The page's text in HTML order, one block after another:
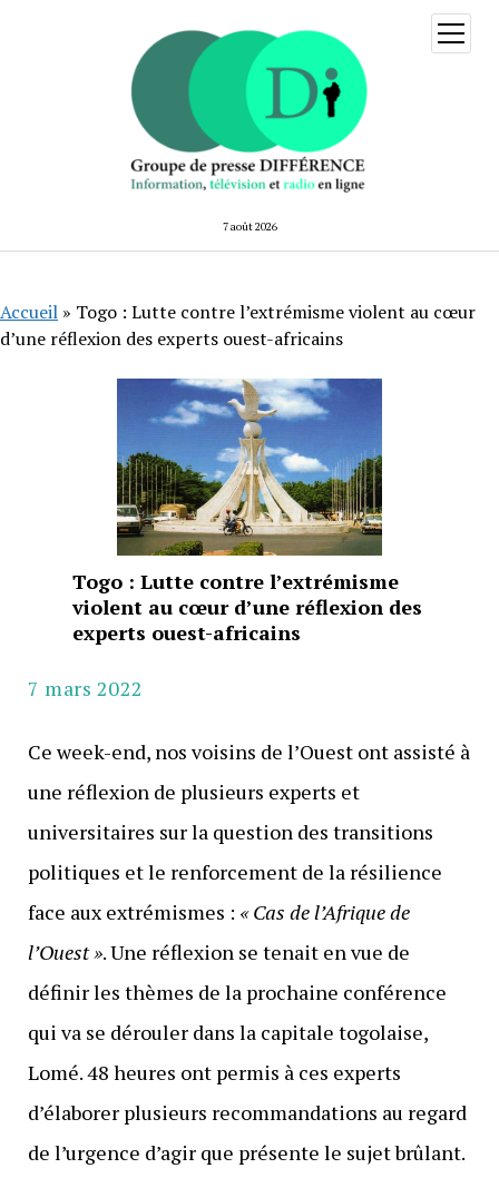
7 août 2026
ouvrir
menu
Accueil » Togo : Lutte contre l’extrémisme violent au cœur
d’une réflexion des experts ouest-africains
Togo : Lutte contre l’extrémisme
violent au cœur d’une réflexion des
experts ouest-africains
7 mars 2022
Ce week-end, nos voisins de l’Ouest ont assisté à
une réflexion de plusieurs experts et
universitaires sur la question des transitions
politiques et le renforcement de la résilience
face aux extrémismes : « Cas de l’Afrique de
l’Ouest ». Une réflexion se tenait en vue de
définir les thèmes de la prochaine conférence
qui va se dérouler dans la capitale togolaise,
Lomé. 48 heures ont permis à ces experts
d’élaborer plusieurs recommandations au regard
de l’urgence d’agir que présente le sujet brûlant.